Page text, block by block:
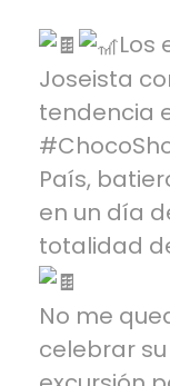
Los
Joseista
tendencia
País,
en un día
totalidad
No me
celebrar